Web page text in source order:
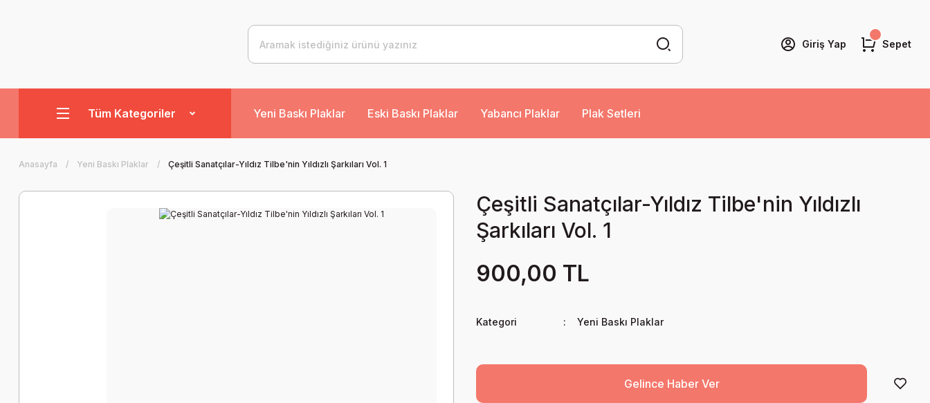
Giriş Yap Sepet
Tüm Kategoriler Yeni Baskı Plaklar Eski Baskı Plaklar Yabancı Plaklar Plak Setleri
Anasayfa Yeni Baskı Plaklar Çeşitli Sanatçılar-Yıldız Tilbe'nin Yıldızlı Şarkıları Vol. 1
Çeşitli Sanatçılar-Yıldız Tilbe'nin Yıldızlı
Şarkıları Vol. 1
900,00 TL
Kategori Yeni Baskı Plaklar
Gelince Haber Ver